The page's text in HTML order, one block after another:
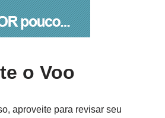
o Voo
aproveite para revisar seu